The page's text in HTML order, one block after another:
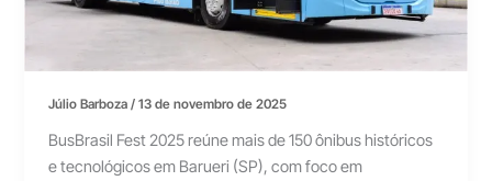
Júlio Barboza/13 de novembro de 2025
BusBrasil Fest 2025 reúne mais de 150 ônibus históricos
e tecnológicos em Barueri (SP), com foco em